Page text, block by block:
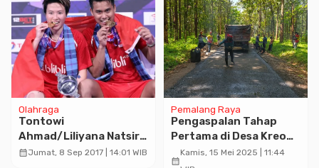
Olahraga
Tontowi
Ahmad/Liliyana Natsir
Sabet Gelar Juara Dunia
calendar_monthJumat, 8 Sep 2017 | 14:01 WIB
Pemalang Raya
Pengaspalan Tahap
Pertama di Desa Kreo
Dimulai, Warga Sambut
calendar_month
Kamis, 15 Mei 2025 | 11:44